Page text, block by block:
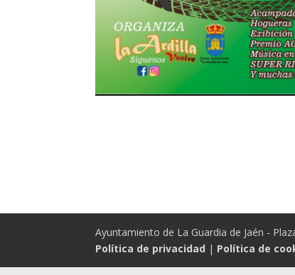
Ayuntamiento de La Guardia de Jaén -
Política de privacidad | Política de